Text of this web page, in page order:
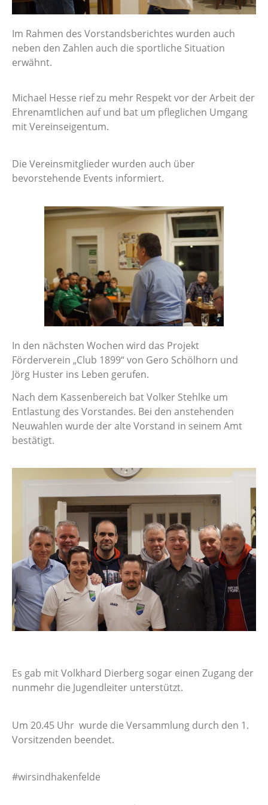
Im Rahmen des Vorstandsberichtes wurden auch
neben den Zahlen auch die sportliche Situation
erwähnt.
Michael Hesse rief zu mehr Respekt vor der Arbeit der
Ehrenamtlichen auf und bat um pfleglichen Umgang
mit Vereinseigentum.
Die Vereinsmitglieder wurden auch über
bevorstehende Events informiert.
In den nächsten Wochen wird das Projekt
Förderverein „Club 1899“ von Gero Schölhorn und
Jörg Huster ins Leben gerufen.
Nach dem Kassenbereich bat Volker Stehlke um
Entlastung des Vorstandes. Bei den anstehenden
Neuwahlen wurde der alte Vorstand in seinem Amt
bestätigt.
Es gab mit Volkhard Dierberg sogar einen Zugang der
nunmehr die Jugendleiter unterstützt.
Um 20.45 Uhr wurde die Versammlung durch den 1.
Vorsitzenden beendet.
#wirsindhakenfelde